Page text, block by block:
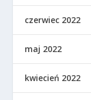
czerwiec 2022
maj 2022
kwiecień 2022